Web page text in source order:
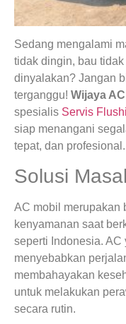
Sedang mengalami
tidak dingin, bau
dinyalakan? Jangan
terganggu! Wijaya
spesialis Servis
siap menangani
tepat, dan profesional.
Solusi
AC mobil merupakan
kenyamanan saat
seperti Indonesia.
menyebabkan
membahayakan
untuk melakukan
secara rutin.